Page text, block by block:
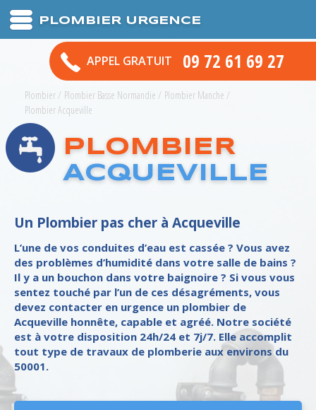
PLOMBIER URGENCE
APPEL GRATUIT 09 72 61 69 27
Plombier/ Plombier Basse Normandie / Plombier Manche /
Plombier Acqueville
PLOMBIER
ACQUEVILLE
Un Plombier pas cher à Acqueville
L’une de vos conduites d’eau est cassée ? Vous avez
des problèmes d’humidité dans votre salle de bains ?
Il y a un bouchon dans votre baignoire ? Si vous vous
sentez touché par l’un de ces désagréments, vous
devez contacter en urgence un plombier de
Acqueville honnête, capable et agréé. Notre société
est à votre disposition 24h/24 et 7j/7. Elle accomplit
tout type de travaux de plomberie aux environs du
50001.